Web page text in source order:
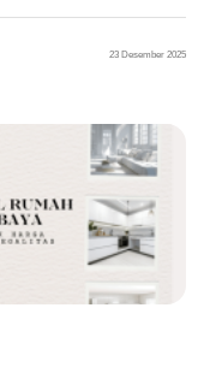
23 Desember 2025